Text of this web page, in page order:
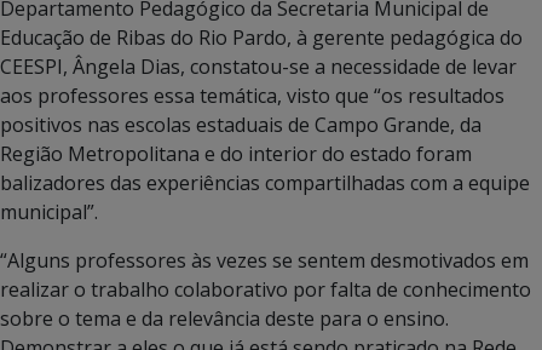
Departamento Pedagógico da Secretaria Municipal de
Educação de Ribas do Rio Pardo, à gerente pedagógica do
CEESPI, Ângela Dias, constatou-se a necessidade de levar
aos professores essa temática, visto que “os resultados
positivos nas escolas estaduais de Campo Grande, da
Região Metropolitana e do interior do estado foram
balizadores das experiências compartilhadas com a equipe
municipal”.
“Alguns professores às vezes se sentem desmotivados em
realizar o trabalho colaborativo por falta de conhecimento
sobre o tema e da relevância deste para o ensino.